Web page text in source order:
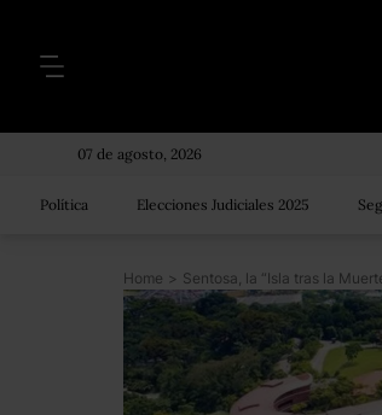
07 de agosto, 2026
Política Elecciones Judiciales 2025
Home >